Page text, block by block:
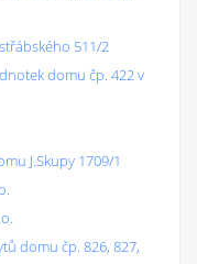
511/2
domu čp. 422 v
J.Skupy 1709/1
domu čp. 826, 827,